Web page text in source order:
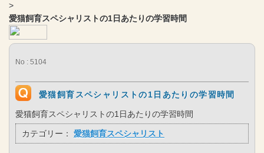
>
愛猫飼育スペシャリストの1日あたりの学習時間
No : 5104
愛猫飼育スペシャリストの1日あたりの学習時間
愛猫飼育スペシャリストの1日あたりの学習時間
カテゴリー： 愛猫飼育スペシャリスト